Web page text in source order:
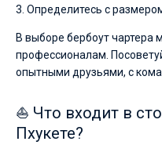
3. Определитесь с
В выборе бербоут чартера
профессионалам.
опытными друзьями, с
⛵ Что входит в
Пхукете?